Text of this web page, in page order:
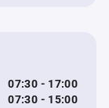
07:30 - 17:00
07:30 - 15:00